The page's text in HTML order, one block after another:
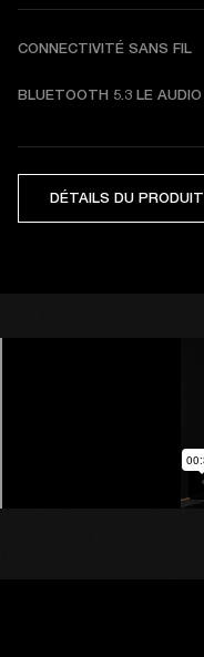
CONNECTIVITÉ SANS FIL
BLUETOOTH 5.3 LE AUDIO
DÉTAILS DU PRODUIT